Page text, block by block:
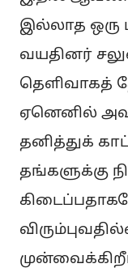
இல்லாத ஒரு
வயதினர்
தெளிவாகத்
ஏனெனில்
தனித்துக்
தங்களுக்கு